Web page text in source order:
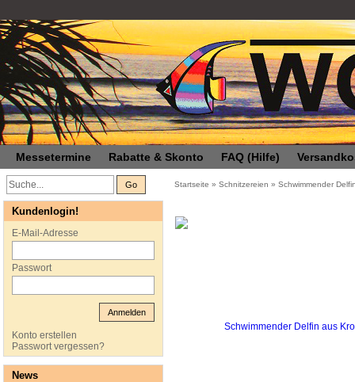
Messetermine Rabatte & Skonto FAQ (Hilfe)
Go Startseite » Schnitzereien » Schwimmender
Kundenlogin!
E-Mail-Adresse
Passwort
Anmelden
Konto erstellen
Passwort vergessen?
News